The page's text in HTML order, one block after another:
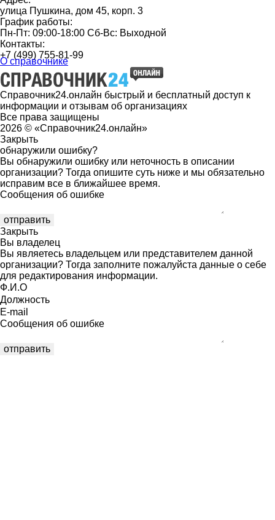
улица Пушкина, дом 45, корп. 3
График работы:
Пн-Пт: 09:00-18:00 Сб-Вс: Выходной
Контакты:
+7 (499) 755-81-99
О справочнике
Справочник24.онлайн быстрый и бесплатный доступ к
информации и отзывам об организациях
Все права защищены
2026 © «Справочник24.онлайн»
Закрыть
обнаружили ошибку?
Вы обнаружили ошибку или неточность в описании
организации? Тогда опишите суть ниже и мы обязательно
исправим все в ближайшее время.
Сообщения об ошибке
Закрыть
Вы владелец
Вы являетесь владельцем или представителем данной
организации? Тогда заполните пожалуйста данные о себе
для редактирования информации.
Ф.И.О
Должность
E-mail
Сообщения об ошибке